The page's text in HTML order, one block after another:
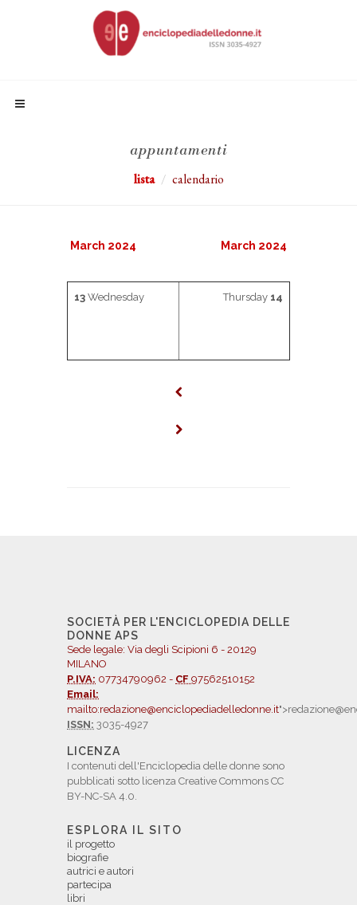
appuntamenti
lista calendario
March 2024 March 2024
13 Wednesday Thursday 14
SOCIETÀ PER L'ENCICLOPEDIA DELLE
DONNE APS
Sede legale: Via degli Scipioni 6 - 20129
MILANO
P.IVA: 07734790962 - CF 97562510152
Email:
mailto:redazione@enciclopediadelledonne.it
ISSN: 3035-4927
LICENZA
I contenuti dell'Enciclopedia delle donne sono
pubblicati sotto licenza Creative Commons CC
BY-NC-SA 4.0.
ESPLORA IL SITO
il progetto
biografie
autrici e autori
partecipa
libri